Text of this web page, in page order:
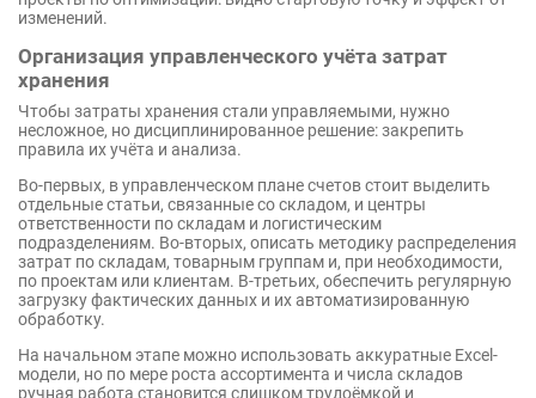
изменений.
Организация управленческого учёта затрат
хранения
Чтобы затраты хранения стали управляемыми, нужно
несложное, но дисциплинированное решение: закрепить
правила их учёта и анализа.
Во-первых, в управленческом плане счетов стоит выделить
отдельные статьи, связанные со складом, и центры
ответственности по складам и логистическим
подразделениям. Во-вторых, описать методику распределения
затрат по складам, товарным группам и, при необходимости,
по проектам или клиентам. В-третьих, обеспечить регулярную
загрузку фактических данных и их автоматизированную
обработку.
На начальном этапе можно использовать аккуратные Excel-
модели, но по мере роста ассортимента и числа складов
ручная работа становится слишком трудоёмкой и